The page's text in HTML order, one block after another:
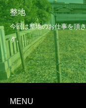
整地
MENU